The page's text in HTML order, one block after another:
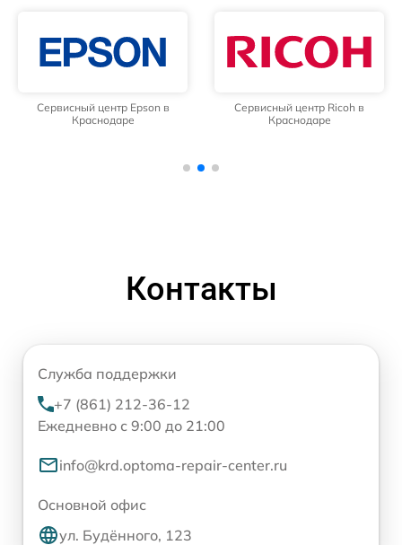
Сервисный центр Epson в
Краснодаре
Сервисный центр Ricoh в
Краснодаре
Контакты
Служба поддержки
+7 (861) 212-36-12
Ежедневно с 9:00 до 21:00
info@krd.optoma-repair-center.ru
Основной офис
ул. Будённого, 123